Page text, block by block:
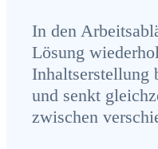
In den
Lösung
Inhaltserstellung
und senkt
zwischen